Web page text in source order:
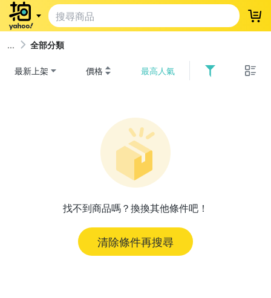
登
全部分類
最新上架 價格 最高人氣
找不到商品嗎？換換其他條件吧！
清除條件再搜尋